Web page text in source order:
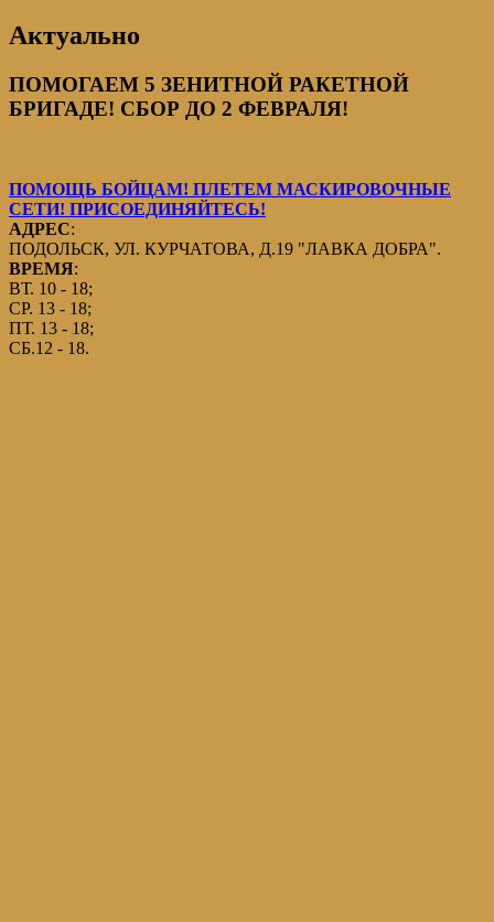
Актуально
ПОМОГАЕМ 5 ЗЕНИТНОЙ РАКЕТНОЙ
БРИГАДЕ! СБОР ДО 2 ФЕВРАЛЯ!
ПОМОЩЬ БОЙЦАМ! ПЛЕТЕМ МАСКИРОВОЧНЫЕ
СЕТИ! ПРИСОЕДИНЯЙТЕСЬ!
АДРЕС:
ПОДОЛЬСК, УЛ. КУРЧАТОВА, Д.19 "ЛАВКА ДОБРА".
ВРЕМЯ:
ВТ. 10 - 18;
СР. 13 - 18;
ПТ. 13 - 18;
СБ.12 - 18.